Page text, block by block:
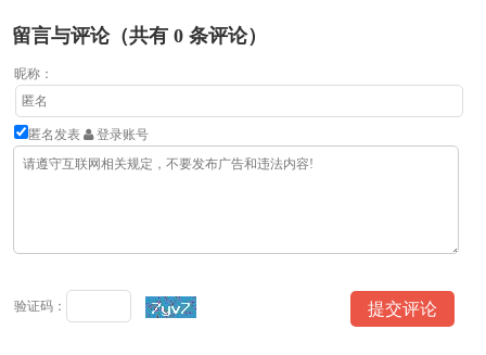
留言与评论（共有 0 条评论）
昵称：
匿名发表 登录账号
验证码：